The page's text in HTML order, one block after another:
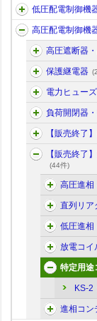
低圧配電制御機
高圧配電制御機
高圧遮断器
保護継電器
電力ヒューズ
負荷開閉器
【販売終了
【販売終了
(44件)
高圧進相
直列リア
低圧進相
放電コイ
特定用途
KS-2
進相コン